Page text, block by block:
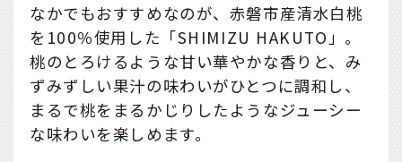
なかでもおすすめなのが、赤磐市産清水白桃
を100％使用した「SHIMIZU HAKUTO」。
桃のとろけるような甘い華やかな香りと、み
ずみずしい果汁の味わいがひとつに調和し、
まるで桃をまるかじりしたようなジューシー
な味わいを楽しめます。